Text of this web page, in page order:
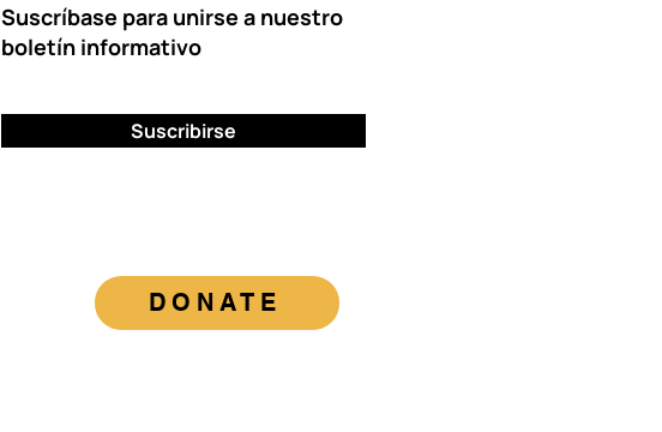
Suscríbase para unirse a nuestro
boletín informativo
Suscribirse
DONATE